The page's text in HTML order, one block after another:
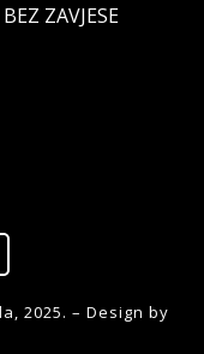
ZAVJESE
2025. – Design by